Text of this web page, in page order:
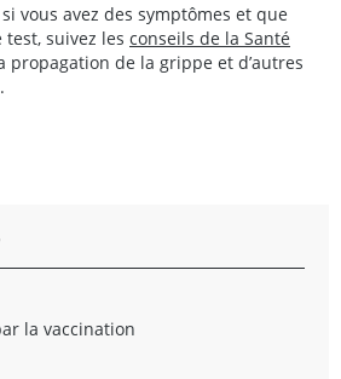
vous avez des symptômes et que
test, suivez les conseils de la Santé
propagation de la grippe et d’autres
la vaccination